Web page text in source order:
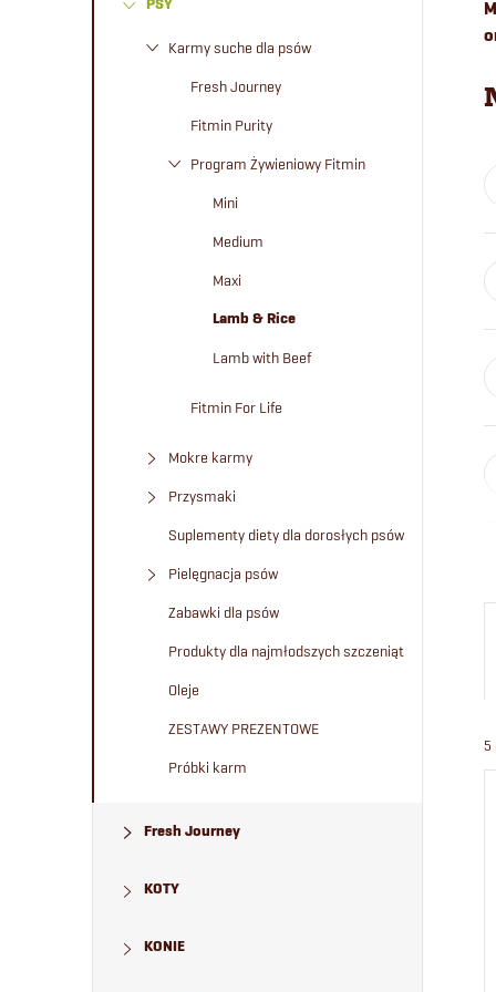
PSY
Karmy suche dla psów
Fresh Journey
Fitmin Purity
Program Żywieniowy Fitmin
Mini
Medium
Maxi
Lamb & Rice
Lamb with Beef
Fitmin For Life
Mokre karmy
Przysmaki
Suplementy diety dla dorosłych psów
Pielęgnacja psów
Zabawki dla psów
Produkty dla najmłodszych szczeniąt
Oleje
ZESTAWY PREZENTOWE
Próbki karm
Fresh Journey
KOTY
KONIE
5